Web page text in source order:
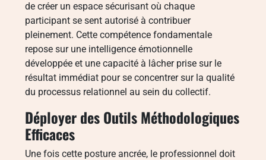
de créer un espace sécurisant où chaque
participant se sent autorisé à contribuer
pleinement. Cette compétence fondamentale
repose sur une intelligence émotionnelle
développée et une capacité à lâcher prise sur le
résultat immédiat pour se concentrer sur la qualité
du processus relationnel au sein du collectif.
Déployer des Outils Méthodologiques
Efficaces
Une fois cette posture ancrée, le professionnel doit